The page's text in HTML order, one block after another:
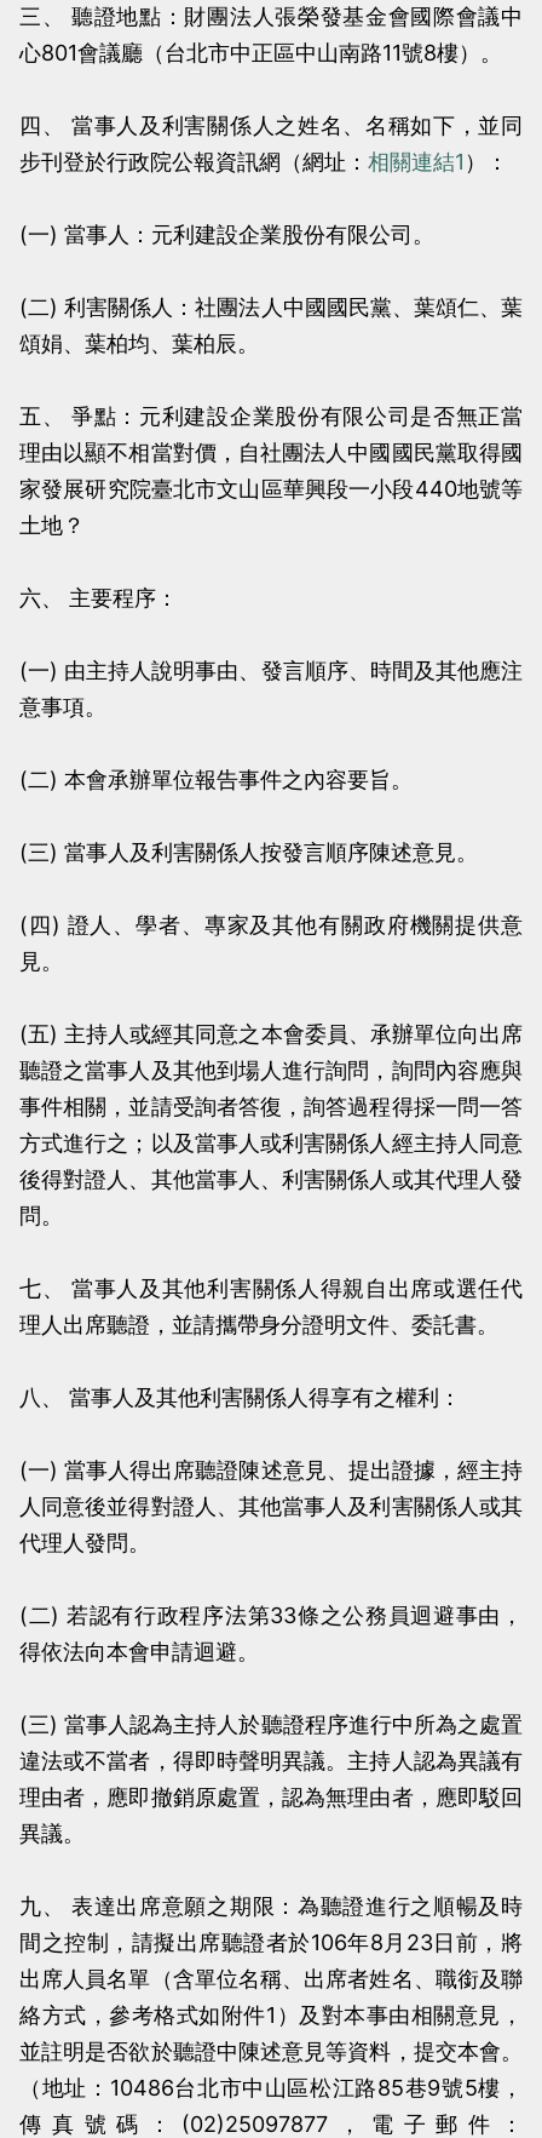
三、 聽證地點：財團法人張榮發基金會國際會議中
心801會議廳（台北市中正區中山南路11號8樓）。
四、 當事人及利害關係人之姓名、名稱如下，並同
步刊登於行政院公報資訊網（網址： 相關連結1 ）：
(一) 當事人：元利建設企業股份有限公司。
(二) 利害關係人：社團法人中國國民黨、葉頌仁、葉
頌娟、葉柏均、葉柏辰。
五、 爭點：元利建設企業股份有限公司是否無正當
理由以顯不相當對價，自社團法人中國國民黨取得國
家發展研究院臺北市文山區華興段一小段440地號等
土地？
六、 主要程序：
(一) 由主持人說明事由、發言順序、時間及其他應注
意事項。
(二) 本會承辦單位報告事件之內容要旨。
(三) 當事人及利害關係人按發言順序陳述意見。
(四) 證人、學者、專家及其他有關政府機關提供意
見。
(五) 主持人或經其同意之本會委員、承辦單位向出席
聽證之當事人及其他到場人進行詢問，詢問內容應與
事件相關，並請受詢者答復，詢答過程得採一問一答
方式進行之；以及當事人或利害關係人經主持人同意
後得對證人、其他當事人、利害關係人或其代理人發
問。
七、 當事人及其他利害關係人得親自出席或選任代
理人出席聽證，並請攜帶身分證明文件、委託書。
八、 當事人及其他利害關係人得享有之權利：
(一) 當事人得出席聽證陳述意見、提出證據，經主持
人同意後並得對證人、其他當事人及利害關係人或其
代理人發問。
(二) 若認有行政程序法第33條之公務員迴避事由，
得依法向本會申請迴避。
(三) 當事人認為主持人於聽證程序進行中所為之處置
違法或不當者，得即時聲明異議。主持人認為異議有
理由者，應即撤銷原處置，認為無理由者，應即駁回
異議。
九、 表達出席意願之期限：為聽證進行之順暢及時
間之控制，請擬出席聽證者於106年8月23日前，將
出席人員名單（含單位名稱、出席者姓名、職銜及聯
絡方式，參考格式如附件1）及對本事由相關意見，
並註明是否欲於聽證中陳述意見等資料，提交本會。
（地址：10486台北市中山區松江路85巷9號5樓，
傳真號碼：(02)25097877，電子郵件：